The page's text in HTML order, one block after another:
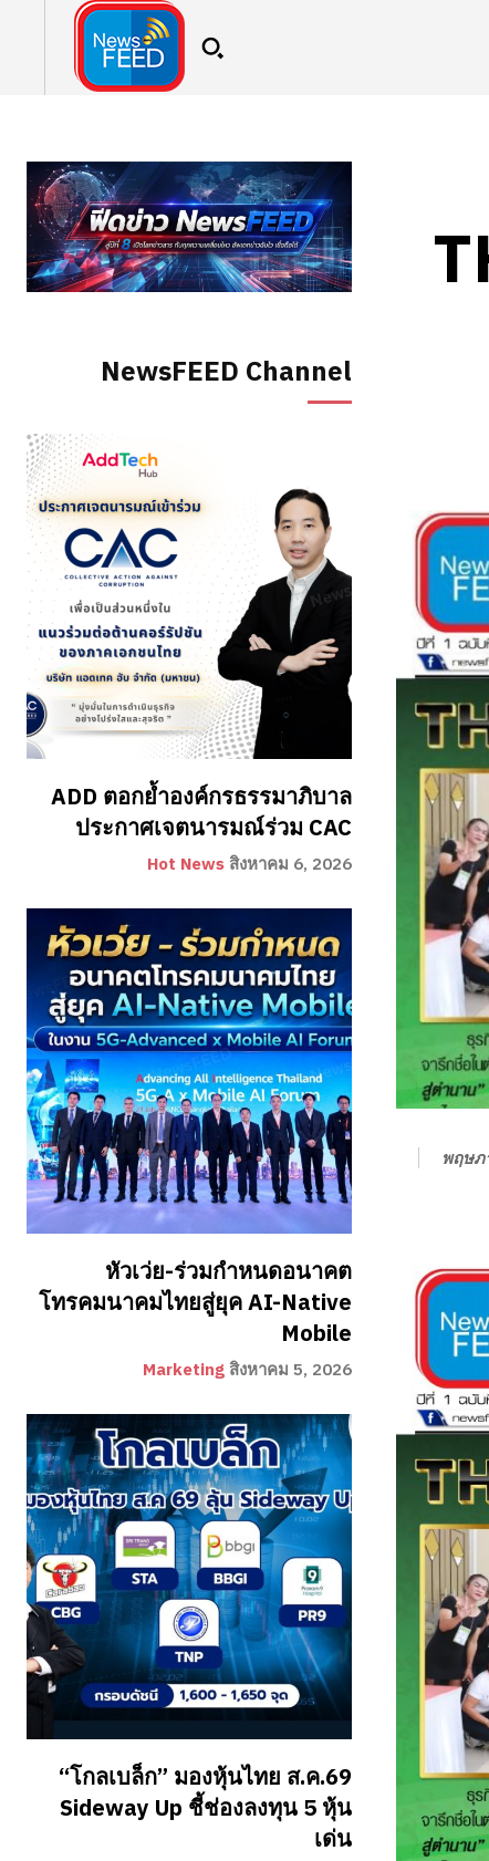
NewsFEED Channel
ADD ตอกย้ำองค์กรธรรมาภิบาล
ประกาศเจตนารมณ์ร่วม CAC
Hot News สิงหาคม 6, 2026
หัวเว่ย-ร่วมกำหนดอนาคต
โทรคมนาคมไทยสู่ยุค AI-Native
Mobile
Marketing สิงหาคม 5, 2026
“โกลเบล็ก” มองหุ้นไทย ส.ค.69
Sideway Up ชี้ช่องลงทุน 5 หุ้น
เด่น
พฤษภ